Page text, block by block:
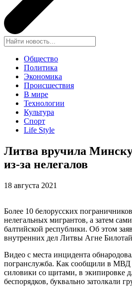
Общество
Политика
Экономика
Происшествия
В мире
Технологии
Культура
Спорт
Life Style
Литва вручила Минску
из-за нелегалов
18 августа 2021
Более 10 белорусских
нелегальных мигрантов, а затем
балтийской республики. Об этом
внутренних дел Литвы Агне
Видео с места инцидента
погранслужба. Как сообщили в МВД
силовики со щитами, в экипировке
беспорядков, буквально затолкали